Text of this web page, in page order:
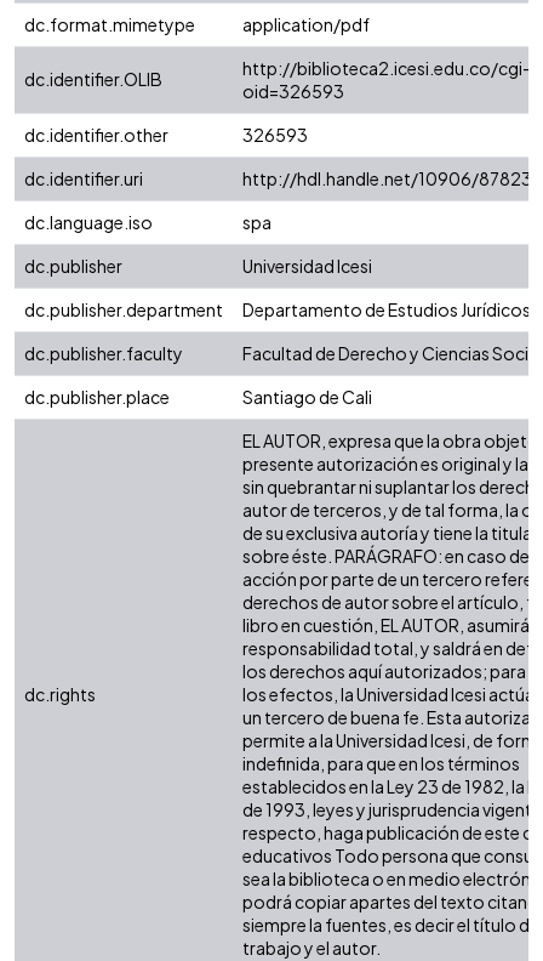
dc.format.mimetype
application/pdf
dc.identifier.OLIB
http://biblioteca2.icesi.edu.co/cgi-
oid=326593
dc.identifier.other
326593
dc.identifier.uri
http://hdl.handle.net/10906/87823
dc.language.iso
spa
dc.publisher
Universidad Icesi
dc.publisher.department
Departamento de Estudios Jurídicos
dc.publisher.faculty
Facultad de Derecho y Ciencias
dc.publisher.place
Santiago de Cali
dc.rights
EL AUTOR, expresa que la obra objeto
presente autorización es original y la
sin quebrantar ni suplantar los
autor de terceros, y de tal forma, la
de su exclusiva autoría y tiene la
sobre éste. PARÁGRAFO: en caso de
acción por parte de un tercero
derechos de autor sobre el artículo,
libro en cuestión, EL AUTOR, asumirá
responsabilidad total, y saldrá en
los derechos aquí autorizados; para
los efectos, la Universidad Icesi actúa
un tercero de buena fe. Esta
permite a la Universidad Icesi, de
indefinida, para que en los términos
establecidos en la Ley 23 de 1982, la
de 1993, leyes y jurisprudencia
respecto, haga publicación de este
educativos Todo persona que
sea la biblioteca o en medio
podrá copiar apartes del texto
siempre la fuentes, es decir el título del
trabajo y el autor.